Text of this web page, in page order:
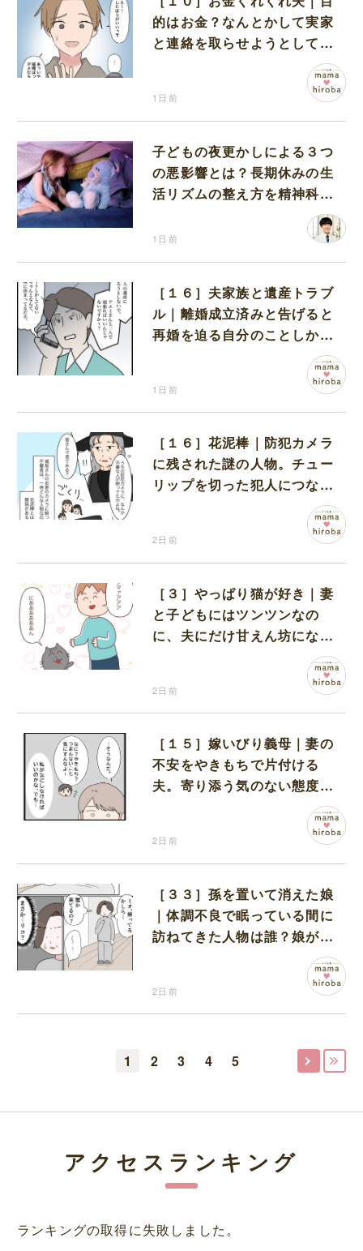
的はお金？なんとかして実家
と連絡を取らせようとしてく
1日前
子どもの夜更かしによる３つ
の悪影響とは？長期休みの生
活リズムの整え方を精神科医
1日前
［１６］夫家族と遺産トラブ
ル｜離婚成立済みと告げると
再婚を迫る自分のことしか考
1日前
［１６］花泥棒｜防犯カメラ
に残された謎の人物。チュー
リップを切った犯人につなが
る証拠になるのか期待する
2日前
［３］やっぱり猫が好き｜妻
と子どもにはツンツンなの
に、夫にだけ甘えん坊になる
2日前
［１５］嫁いびり義母｜妻の
不安をやきもちで片付ける
夫。寄り添う気のない態度に
2日前
［３３］孫を置いて消えた娘
｜体調不良で眠っている間に
訪ねてきた人物は誰？娘が戻
ってきたのかと不安になる
2日前
1 2 3 4 5
アクセスランキング
ランキングの取得に失敗しました。